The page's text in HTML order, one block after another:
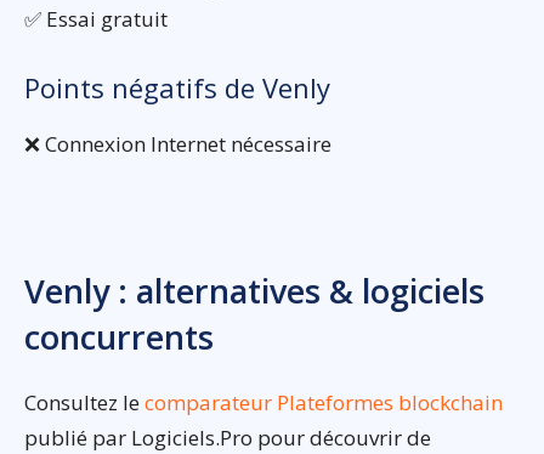
✅ Essai gratuit
Points négatifs de Venly
❌ Connexion Internet nécessaire
Venly : alternatives & logiciels
concurrents
Consultez lecomparateur Plateformes blockchain
publié par Logiciels.Pro pour découvrir de